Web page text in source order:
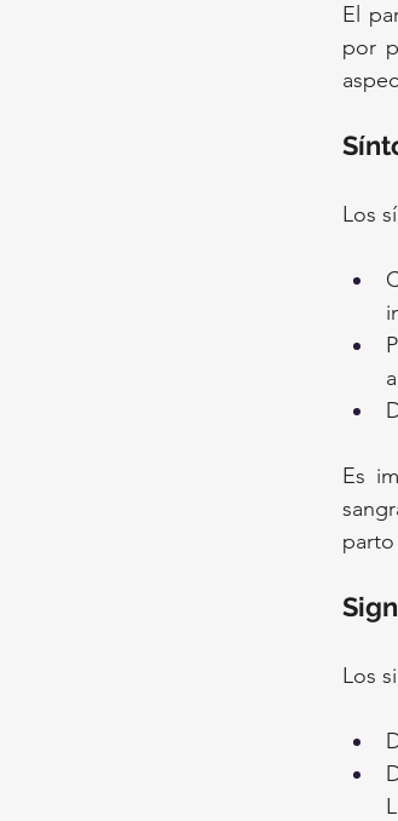
El
por
Los
Es
Los